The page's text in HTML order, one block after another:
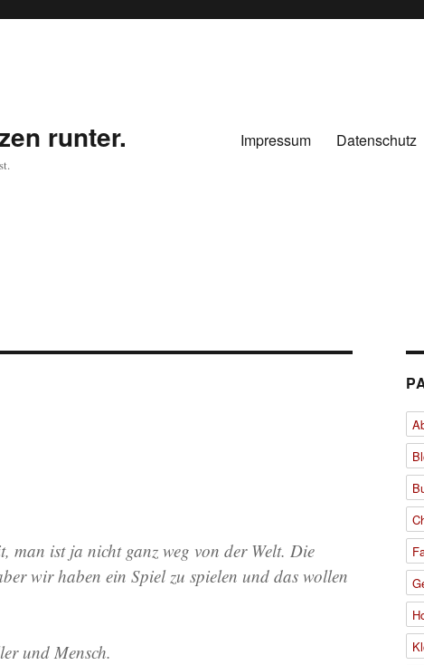
runter. Impressum Datenschutz
man ist ja nicht ganz weg von der Welt. Die
wir haben ein Spiel zu spielen und das wollen
und Mensch.